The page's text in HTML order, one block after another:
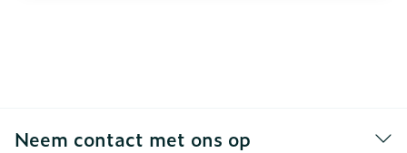
Neem contact met ons op